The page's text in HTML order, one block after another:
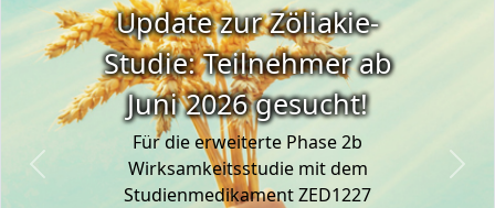
Update zur Zöliakie-
Studie: Teilnehmer ab
Juni 2026 gesucht!
Für die erweiterte Phase 2b
Wirksamkeitsstudie mit dem
Studienmedikament ZED1227
Previous Next